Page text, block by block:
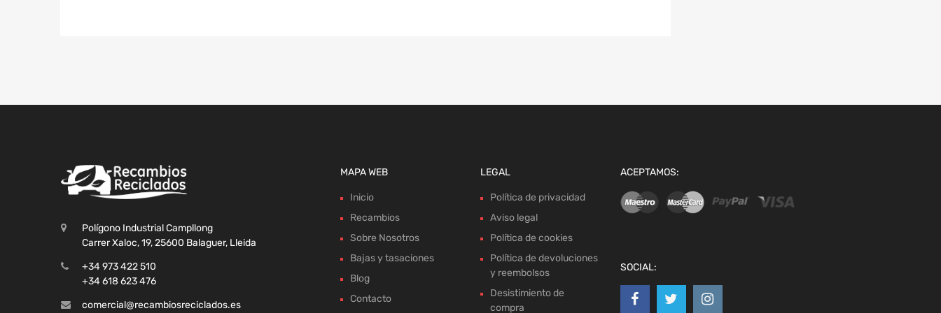
Polígono Industrial Campllong
Carrer Xaloc, 19, 25600 Balaguer, Lleida
+34 973 422 510
+34 618 623 476
comercial@recambiosreciclados.es
MAPA WEB
Inicio
Recambios
Sobre Nosotros
Bajas y tasaciones
Blog
Contacto
LEGAL
Política de privacidad
Aviso legal
Política de cookies
Política de devoluciones
y reembolsos
Desistimiento de
compra
ACEPTAMOS:
SOCIAL: